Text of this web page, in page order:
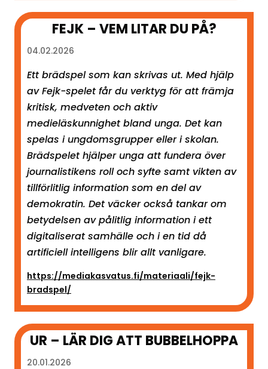
FEJK – VEM LITAR DU PÅ?
04.02.2026
Ett brädspel som kan skrivas ut. Med hjälp
av Fejk-spelet får du verktyg för att främja
kritisk, medveten och aktiv
medieläskunnighet bland unga. Det kan
spelas i ungdomsgrupper eller i skolan.
Brädspelet hjälper unga att fundera över
journalistikens roll och syfte samt vikten av
tillförlitlig information som en del av
demokratin. Det väcker också tankar om
betydelsen av pålitlig information i ett
digitaliserat samhälle och i en tid då
artificiell intelligens blir allt vanligare.
https://mediakasvatus.fi/materiaali/fejk-
bradspel/
UR – LÄR DIG ATT BUBBELHOPPA
20.01.2026